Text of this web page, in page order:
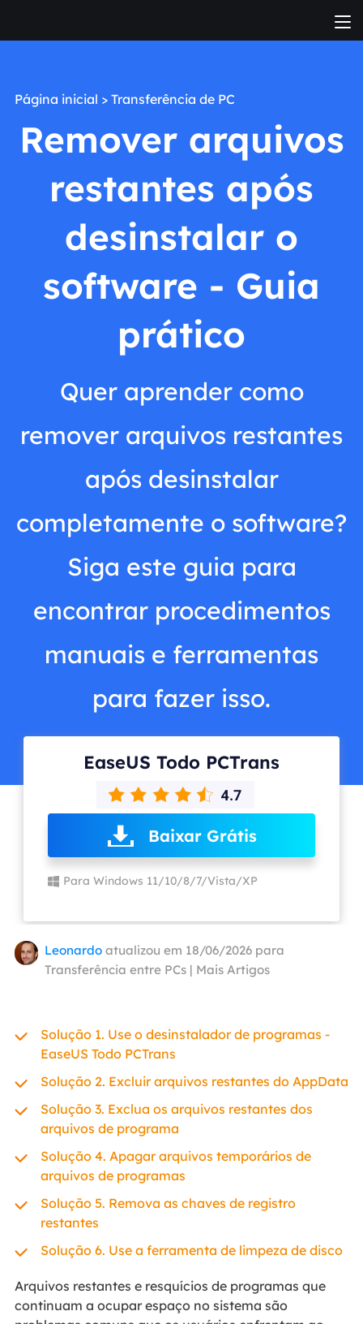
Página inicial > Transferência de PC
Remover arquivos
restantes após
desinstalar o
software - Guia
prático
Quer aprender como
remover arquivos restantes
após desinstalar
completamente o software?
Siga este guia para
encontrar procedimentos
manuais e ferramentas
para fazer isso.
EaseUS Todo PCTrans
Baixar Grátis
Para Windows 11/10/8/7/Vista/XP
Leonardo atualizou em 18/06/2026 para
Transferência entre PCs | Mais Artigos
Solução 1. Use o desinstalador de programas -
EaseUS Todo PCTrans
Solução 2. Excluir arquivos restantes do AppData
Solução 3. Exclua os arquivos restantes dos
arquivos de programa
Solução 4. Apagar arquivos temporários de
arquivos de programas
Solução 5. Remova as chaves de registro
restantes
Solução 6. Use a ferramenta de limpeza de disco
Arquivos restantes e resquícios de programas que
continuam a ocupar espaço no sistema são